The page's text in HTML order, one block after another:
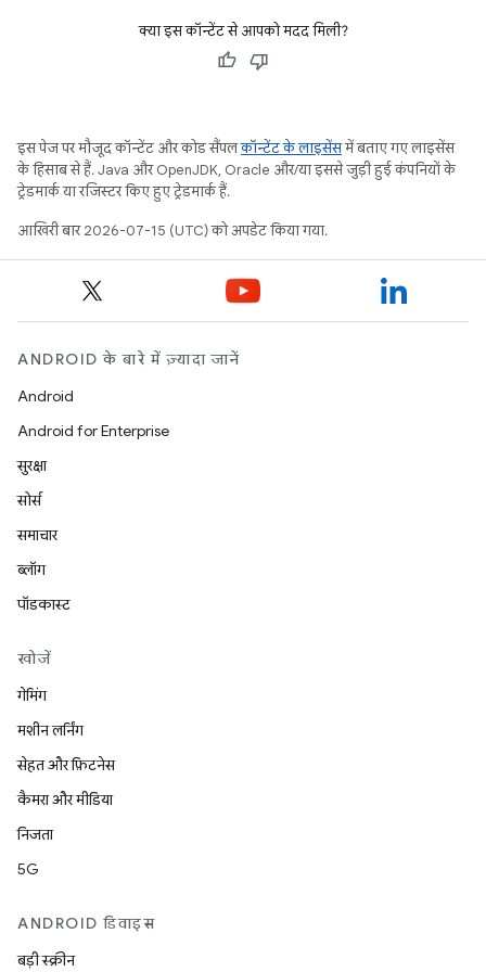
क्या इस कॉन्टेंट से आपको मदद मिली?
इस पेज पर मौजूद कॉन्टेंट और कोड सैंपलकॉन्टेंट के लाइसेंसमें बताए गए लाइसेंस
के हिसाब से हैं. Java और OpenJDK, Oracle और/या इससे जुड़ी हुई कंपनियों के
ट्रेडमार्क या रजिस्टर किए हुए ट्रेडमार्क हैं.
आखिरी बार 2026-07-15 (UTC) को अपडेट किया गया.
ANDROID के बारे में ज़्यादा जानें
Android
Android for Enterprise
सुरक्षा
सोर्स
समाचार
ब्लॉग
पॉडकास्ट
खोजें
गेमिंग
मशीन लर्निंग
सेहत और फ़िटनेस
कैमरा और मीडिया
निजता
5G
ANDROID डिवाइस
बड़ी स्क्रीन